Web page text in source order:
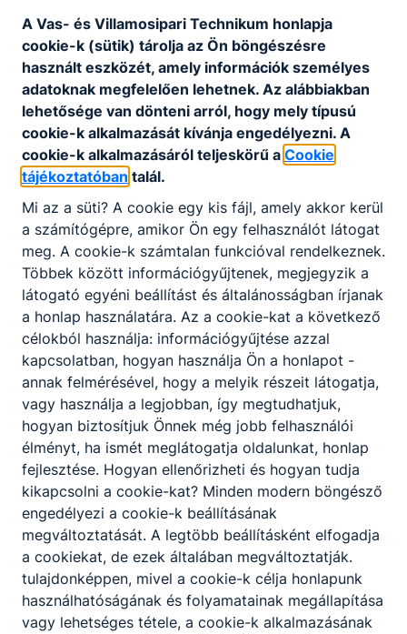
előállítása.
KOMPETENCIAELVÁRÁS
Kreativitás, önállóság, felelősségtudat, csapatban
való együttműködés, precizitás,
problémamegoldó képesség.
A SZAKKÉPZETTSÉGGEL RENDELKEZŐ
műszaki dokumentációt tanulmányoz és
értelmez;
a forgácsoló eljárásoknak megfelelően
felszereli, beállítja a munkadarabot
befogó-, megfogó- és rögzítőeszközöket;
kiválasztja és használja a megmunkáláshoz
szükséges szerszámokat;
kézi megmunkálással egyszerű
alkatrészeket gyárt, alakít, javít;
alkatrészeket gyárt esztergálással,
köszörüléssel, marással;
egyszerű geometriájú alkatrészeket készít
CNC vezérlésű megmunkáló gépeken;
forgácsoló szerszámokat készít, élez;
a legyártott munkadarab minőségét és
megfelelősségét ellenőrzi.
A Vas- és Villamosipari Technikum honlapja
cookie-k (sütik) tárolja az Ön böngészésre
használt eszközét, amely információk személyes
adatoknak megfelelően lehetnek. Az alábbiakban
lehetősége van dönteni arról, hogy mely típusú
cookie-k alkalmazását kívánja engedélyezni. A
cookie-k alkalmazásáról teljeskörű a Cookie
tájékoztatóban talál.
Mi az a süti? A cookie egy kis fájl, amely akkor kerül
a számítógépre, amikor Ön egy felhasználót látogat
meg. A cookie-k számtalan funkcióval rendelkeznek.
Többek között információgyűjtenek, megjegyzik a
látogató egyéni beállítást és általánosságban írjanak
a honlap használatára. Az a cookie-kat a következő
célokból használja: információgyűjtése azzal
kapcsolatban, hogyan használja Ön a honlapot -
annak felmérésével, hogy a melyik részeit látogatja,
vagy használja a legjobban, így megtudhatjuk,
hogyan biztosítjuk Önnek még jobb felhasználói
élményt, ha ismét meglátogatja oldalunkat, honlap
fejlesztése. Hogyan ellenőrizheti és hogyan tudja
kikapcsolni a cookie-kat? Minden modern böngésző
engedélyezi a cookie-k beállításának
megváltoztatását. A legtöbb beállításként elfogadja
a cookiekat, de ezek általában megváltoztatják.
tulajdonképpen, mivel a cookie-k célja honlapunk
használhatóságának és folyamatainak megállapítása
vagy lehetséges tétele, a cookie-k alkalmazásának